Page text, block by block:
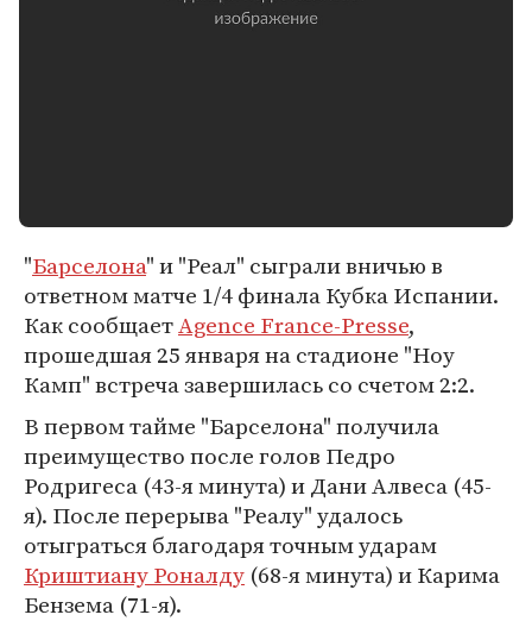
"Барселона" и "Реал" сыграли вничью в
ответном матче 1/4 финала Кубка Испании.
Как сообщаетAgence France-Presse,
прошедшая 25 января на стадионе "Ноу
Камп" встреча завершилась со счетом 2:2.
В первом тайме "Барселона" получила
преимущество после голов Педро
Родригеса (43-я минута) и Дани Алвеса (45-
я). После перерыва "Реалу" удалось
отыграться благодаря точным ударам
Криштиану Роналду (68-я минута) и Карима
Бензема (71-я).